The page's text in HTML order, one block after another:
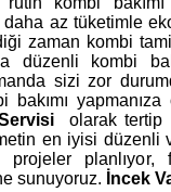
daha az tüketimle
zaman kombi
düzenli kombi
sizi zor
bakımı
Servisiolarak tertip
en iyisi düzenli
projeler
sunuyoruz. İncek